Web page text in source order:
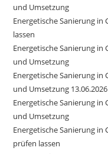
und Umsetzung
Energetische Sanierung
lassen
Energetische Sanierung
und Umsetzung
Energetische Sanierung
und Umsetzung
Energetische Sanierung
und Umsetzung
Energetische Sanierung
prüfen lassen